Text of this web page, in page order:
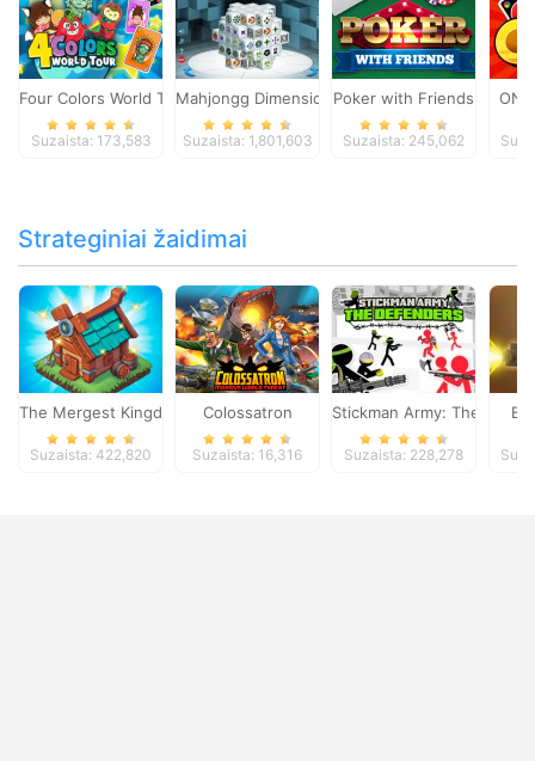
Four Colors World Tour
Suzaista: 173,583
Mahjongg Dimensions
Suzaista: 1,801,603
Poker with Friends
Suzaista: 245,062
Strateginiai žaidimai
The Mergest Kingdom
Suzaista: 422,820
Colossatron
Suzaista: 16,316
Stickman Army: The
Suzaista: 228,278